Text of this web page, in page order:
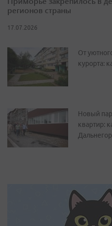
регионов страны
17.07.2026
От
курорта:
Новый
квартир: